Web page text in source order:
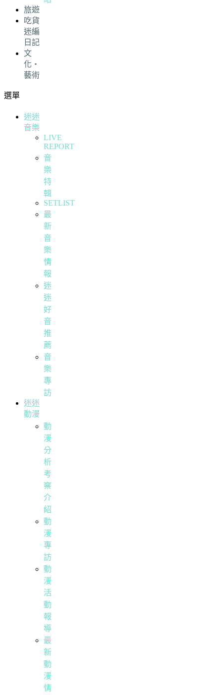
旅遊
吃貨
迷編
日記
文
化・
藝術
選單
迷迷
音樂
LIVE
REPORT
音
樂
特
輯
SETLIST
最
新
音
樂
情
報
迷
迷
好
音
推
薦
音
樂
專
訪
迷迷
動漫
動
漫
分
析
考
察
介
紹
動
漫
專
訪
動
漫
活
動
報
導
最
新
動
漫
情